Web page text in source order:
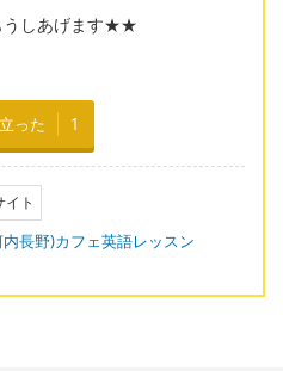
うしあげます★★
った 1
イト
内長野)カフェ英語レッスン